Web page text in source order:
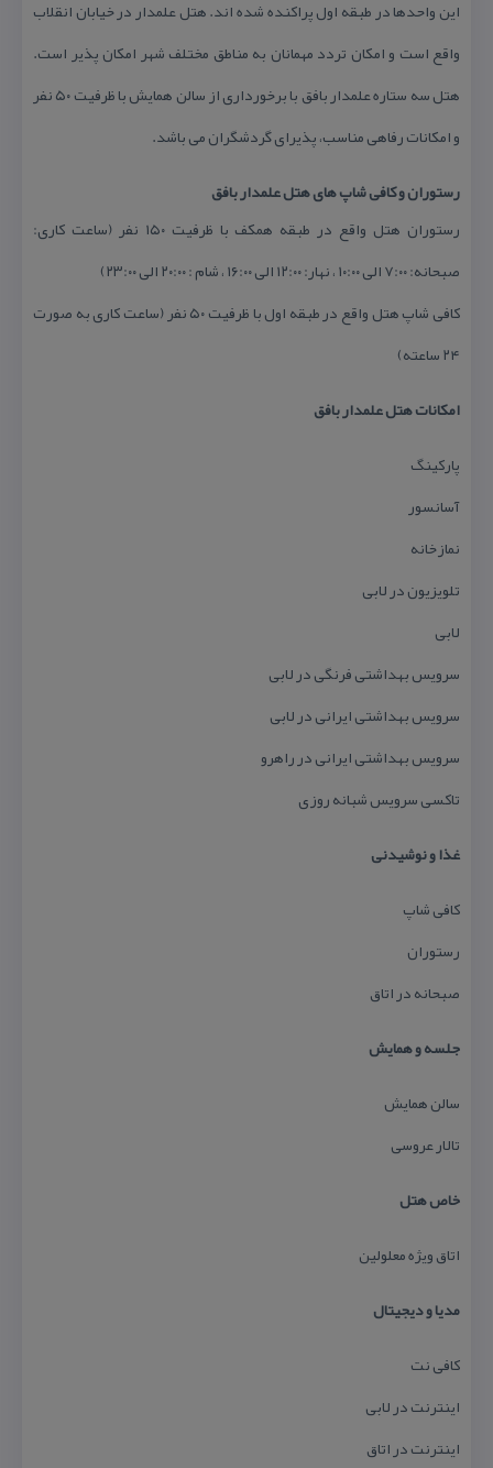
این واحدها در طبقه اول پراكنده شده اند. هتل علمدار در خیابان انقلاب
واقع است و امكان تردد مهمانان به مناطق مختلف شهر امكان پذیر است.
هتل سه ستاره علمدار بافق با برخورداری از سالن همایش با ظرفیت ۵۰ نفر
و امكانات رفاهی مناسب، پذیرای گردشگران می باشد.
رستوران و كافی شاپ های هتل علمدار بافق
رستوران هتل واقع در طبقه همكف با ظرفیت ۱۵۰ نفر (ساعت كاری:
صبحانه: ۷:۰۰ الی ۱۰:۰۰ ، نهار: ۱۲:۰۰ الی ۱۶:۰۰ ، شام : ۲۰:۰۰ الی ۲۳:۰۰)
كافی شاپ هتل واقع در طبقه اول با ظرفیت ۵۰ نفر (ساعت كاری به صورت
۲۴ ساعته)
امكانات هتل علمدار بافق
پاركینگ
آسانسور
نمازخانه
تلویزیون در لابی
لابی
سرویس بهداشتی فرنگی در لابی
سرویس بهداشتی ایرانی در لابی
سرویس بهداشتی ایرانی در راهرو
تاكسی سرویس شبانه روزی
غذا و نوشیدنی
كافی شاپ
رستوران
صبحانه در اتاق
جلسه و همایش
سالن همایش
تالار عروسی
خاص هتل
اتاق ویژه معلولین
مدیا و دیجیتال
كافی نت
اینترنت در لابی
اینترنت در اتاق